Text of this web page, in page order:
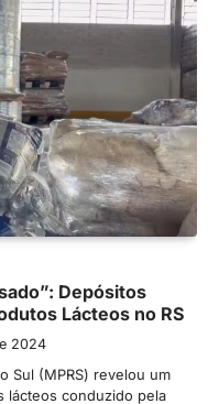
Depósitos
Lácteos no RS
2024
Sul (MPRS) revelou um
lácteos conduzido pela